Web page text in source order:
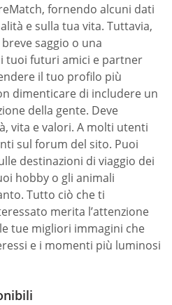
fornendo alcuni dati
e sulla tua vita. Tuttavia,
saggio o una
tuoi futuri amici e partner
il tuo profilo più
dimenticare di includere un
della gente. Deve
vita e valori. A molti utenti
sul forum del sito. Puoi
destinazioni di viaggio dei
hobby o gli animali
Tutto ciò che ti
merita l’attenzione
tue migliori immagini che
e i momenti più luminosi